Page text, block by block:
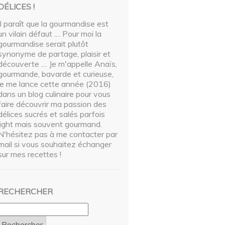
!
paraît que la gourmandise est
vilain défaut .... Pour moi la
serait plutôt
de partage, plaisir et
.... Je m'appelle Anaïs,
bavarde et curieuse,
me lance cette année (2016)
un blog culinaire pour vous
découvrir ma passion des
sucrés et salés parfois
mais souvent gourmand.
pas à me contacter par
si vous souhaitez échanger
mes recettes !